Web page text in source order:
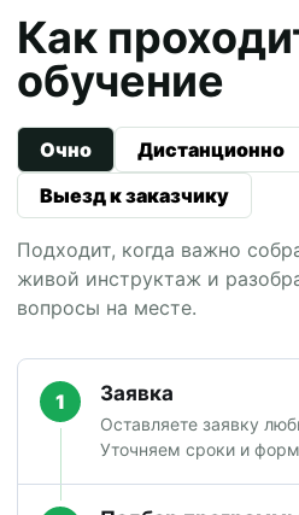
Как
обучение
Очно
Дистанционно
Выезд к заказчику
Подходит, когда важно
живой инструктаж и
вопросы на месте.
1 Заявка
Оставляете заявку
Уточняем сроки и